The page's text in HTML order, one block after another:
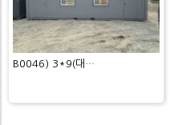
B0046) 3*9(대…